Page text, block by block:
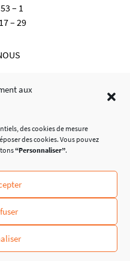
aux
des cookies de mesure
des cookies. Vous pouvez
“Personnaliser”.
– 1
– 29